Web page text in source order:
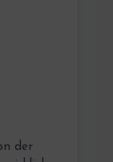
der